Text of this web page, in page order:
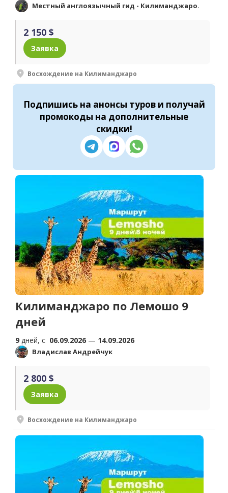
Местный англоязычный гид - Килиманджаро.
2 150 $
Заявка
Восхождение на Килиманджаро
Подпишисьна анонсы туров и получай
промокоды на дополнительные
скидки!
Килиманджаро по Лемошо 9
дней
9 дней, c 06.09.2026 — 14.09.2026
Владислав Андрейчук
2 800 $
Заявка
Восхождение на Килиманджаро